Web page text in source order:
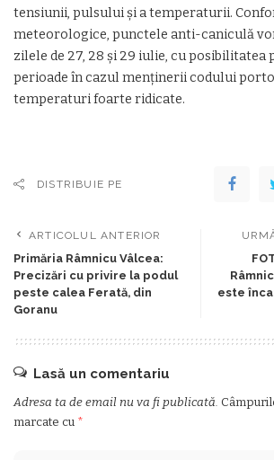
tensiunii, pulsului și a temperaturii.
meteorologice, punctele anti-caniculă
zilele de 27, 28 și 29 iulie, cu
perioade în cazul menținerii codului
temperaturi foarte ridicate.
DISTRIBUIE PE
ARTICOLUL ANTERIOR
Primăria Râmnicu Vâlcea:
Precizări cu privire la podul
peste calea Ferată, din
Goranu
este
Lasă un comentariu
Adresa ta de email nu va fi publicată.
marcate cu *